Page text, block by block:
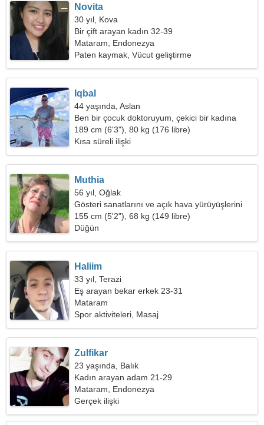
Novita
30 yıl, Kova
Bir çift arayan kadın 32-39
Mataram, Endonezya
Paten kaymak, Vücut geliştirme
Iqbal
44 yaşında, Aslan
Ben bir çocuk doktoruyum, çekici bir kadına
ihtiyacım var
189 cm (6'3"), 80 kg (176 libre)
Kısa süreli ilişki
Muthia
56 yıl, Oğlak
Gösteri sanatlarını ve açık hava yürüyüşlerini
tercih ederim
155 cm (5'2"), 68 kg (149 libre)
Düğün
Haliim
33 yıl, Terazi
Eş arayan bekar erkek 23-31
Mataram
Spor aktiviteleri, Masaj
Zulfikar
23 yaşında, Balık
Kadın arayan adam 21-29
Mataram, Endonezya
Gerçek ilişki